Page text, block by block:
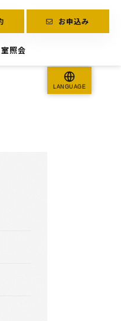
お申込み
照会
LANGUAGE